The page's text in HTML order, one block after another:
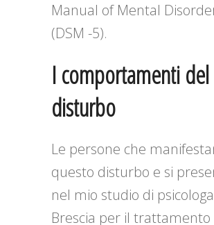
Manual of Mental
(DSM -5).
I comportamenti del
disturbo
Le persone che
questo disturbo e si
nel mio studio di
Brescia per il trattamento